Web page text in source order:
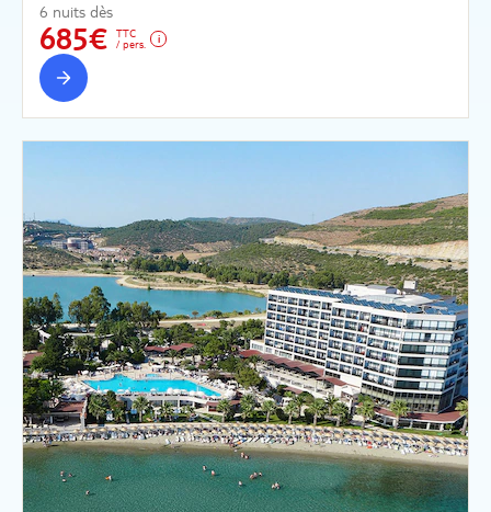
6 nuits dès
685€
TTC
/ pers.